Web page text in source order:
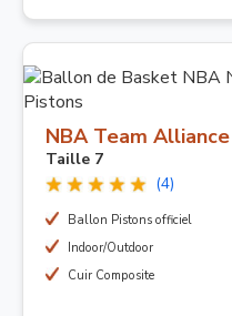
NBA Team
Taille 7
(4)
Ballon Pistons officiel
Indoor/Outdoor
Cuir Composite